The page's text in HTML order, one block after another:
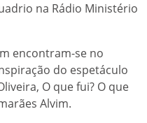
na Rádio Ministério
encontram-se no
do espetáculo
O que fui? O que
Alvim.